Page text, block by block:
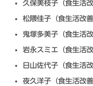
久保美枝子（食生活改
松隈佳子（食生活改善
鬼塚多美子（食生活
岩永スミエ（食生活改
日山佐代子（食生活
夜久洋子（食生活改善